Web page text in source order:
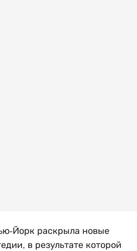
Йорк раскрыла новые
в результате которой